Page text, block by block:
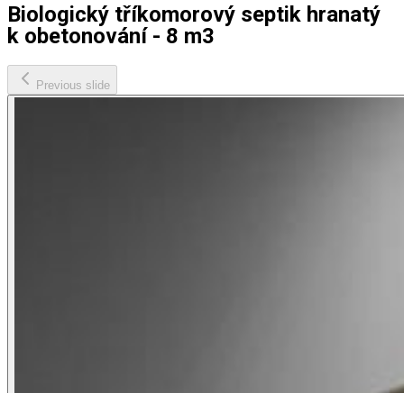
Biologický tříkomorový septik hranatý
k obetonování - 8 m3
Previous slide